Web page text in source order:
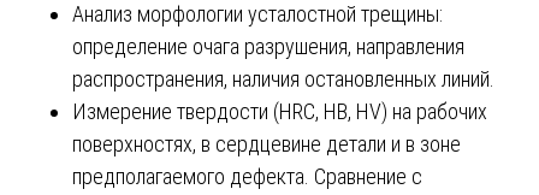
Анализ морфологии усталостной трещины:
определение очага разрушения, направления
распространения, наличия остановленных линий.
Измерение твердости (HRC, HB, HV) на рабочих
поверхностях, в сердцевине детали и в зоне
предполагаемого дефекта. Сравнение с